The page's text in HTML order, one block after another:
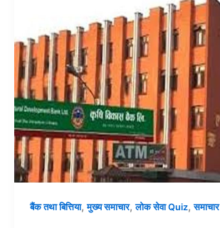
बैंक तथा बित्तिया,मुख्य समाचार,लोक सेवा Quiz,समाचार